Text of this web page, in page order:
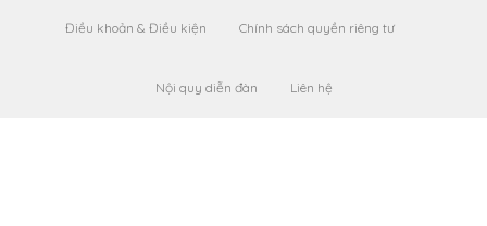
Điều khoản & Điều kiện Chính sách quyền riêng tư
Nội quy diễn đàn Liên hệ